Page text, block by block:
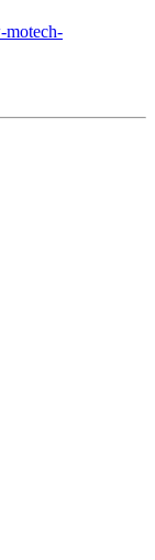
motech-